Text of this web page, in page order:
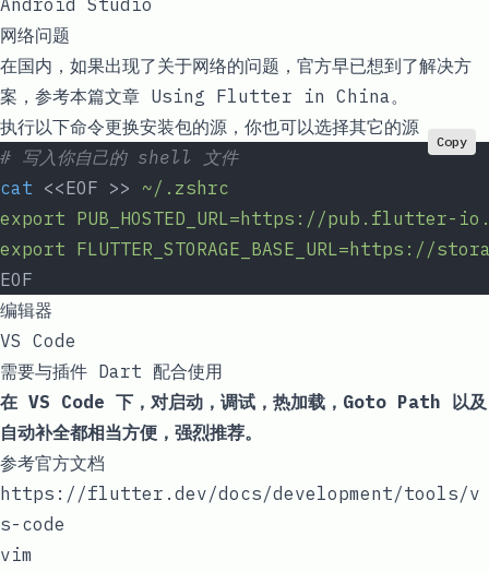
网络问题
在国内，如果出现了关于网络的问题，官方早已想到了解决方
案，参考本篇文章 Using Flutter in China 。
执行以下命令更换安装包的源，你也可以选择其它的源
# 写入你自己的 shell 文件
cat <<EOF >> ~/.zshrc
export PUB_HOSTED_URL=https://pub.flutter-
export
EOF
Copy
编辑器
VS Code
需要与插件 Dart 配合使用
在 VS Code 下，对启动，调试，热加载，Goto Path 以及
自动补全都相当方便，强烈推荐。
参考官方文档
https://flutter.dev/docs/development/tools/v
s-code
vim